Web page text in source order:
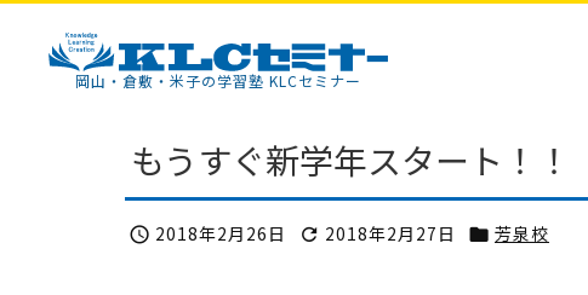
KLCセミナー岡山・倉敷・米子の学習塾 KLCセミナー
もうすぐ新学年スタート！！
 2018年2月26日  2018年2月27日  芳泉校